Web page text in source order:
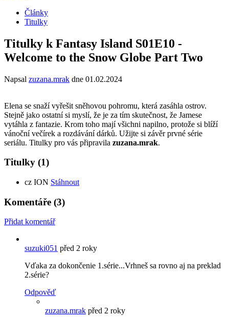
Články
Titulky
Titulky k Fantasy Island S01E10 -
Welcome to the Snow Globe Part Two
Napsal zuzana.mrak dne 01.02.2024
Elena se snaží vyřešit sněhovou pohromu, která zasáhla ostrov.
Stejně jako ostatní si myslí, že je za tím skutečnost, že Jamese
vytáhla z fantazie. Krom toho mají všichni napilno, protože si blíží
vánoční večírek a rozdávání dárků. Užijte si závěr prvné série
seriálu. Titulky pro vás připravila zuzana.mrak.
Titulky (1)
cz ION Stáhnout
Komentáře (3)
Přidat komentář
suzuki051 před 2 roky
Vďaka za dokončenie 1.série...Vrhneš sa rovno aj na preklad
2.série?
Odpověď
zuzana.mrak před 2 roky